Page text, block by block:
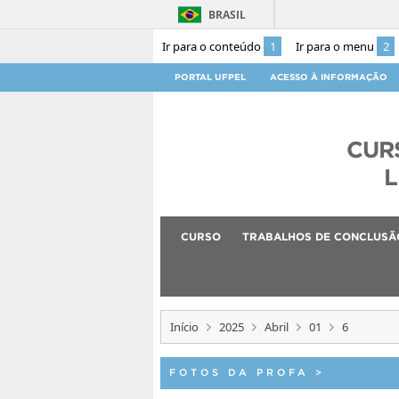
Ir para o conteúdo 1 Ir para o menu 2
BRASIL
PORTAL UFPEL ACESSO À INFORMAÇÃO
CURSO TRABALHOS DE
Início 2025 Abril 01 6
FOTOS DA PROFA >